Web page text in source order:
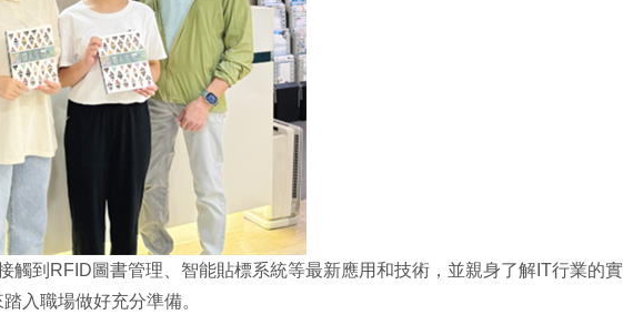
觸到RFID圖書管理、智能貼標系統等最新應用和技術，並親身了解IT行業的
入職場做好充分準備。